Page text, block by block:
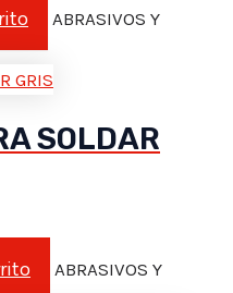
ABRASIVOS Y
SOLDAR
ABRASIVOS Y